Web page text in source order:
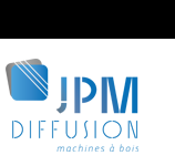
au
contenu